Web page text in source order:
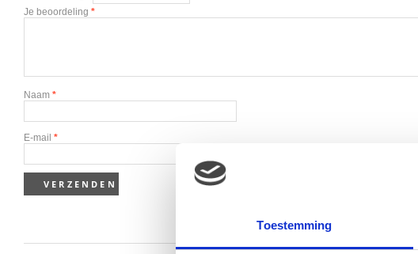
Toestemming
Je beoordeling *
Naam *
E-mail *